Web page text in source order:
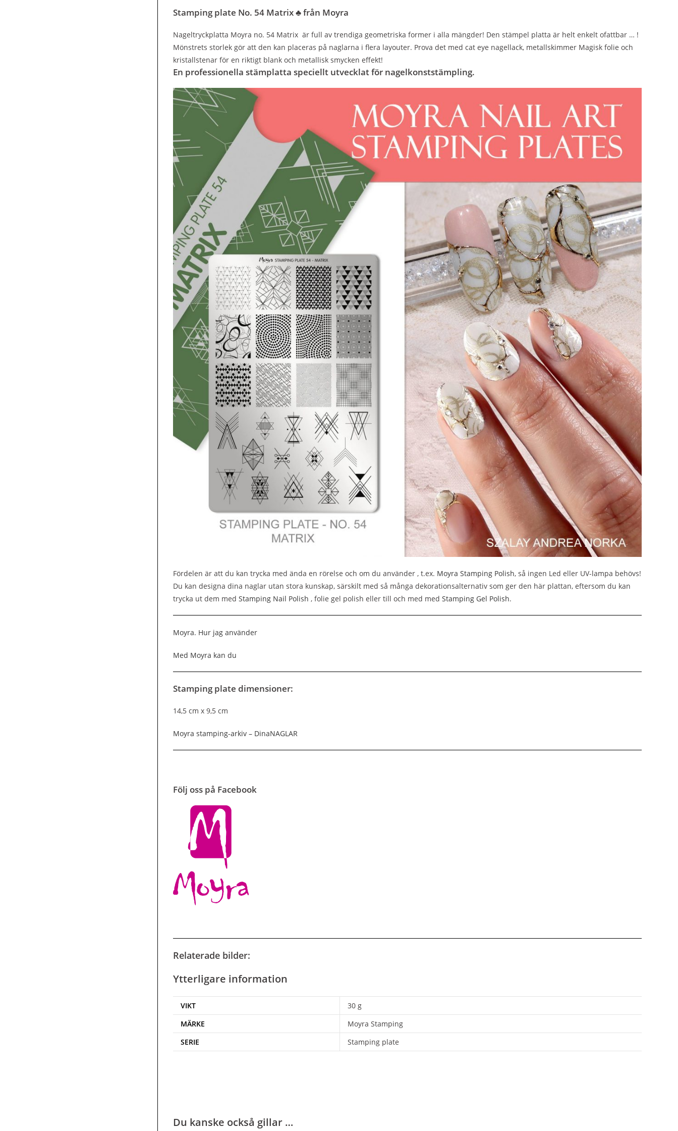
Stamping plate No. 54 Matrix ♣från Moyra
Nageltryckplatta Moyra no. 54 Matrix är full av trendiga geometriska former i alla mängder! Den stämpel platta är helt enkelt ofattbar … !
Mönstrets storlek gör att den kan placeras på naglarna i flera layouter. Prova det med cat eye nagellack, metallskimmer Magisk folie och
kristallstenar för en riktigt blank och metallisk smycken effekt!
En professionella stämplatta speciellt utvecklat för nagelkonststämpling.
Fördelen är att du kan trycka med ända en rörelse och om du använder , t.ex. Moyra Stamping Polish, så ingen Led eller UV-lampa behövs!
Du kan designa dina naglar utan stora kunskap, särskilt med så många dekorationsalternativ som ger den här plattan, eftersom du kan
trycka ut dem med Stamping Nail Polish , folie gel polish eller till och med med Stamping Gel Polish.
Moyra. Hur jag använder
Med Moyra kan du
Stamping plate dimensioner:
14,5 cm x 9,5 cm
Moyra stamping-arkiv – DinaNAGLAR
Följ oss på Facebook
Relaterade bilder:
Ytterligare information
VIKT
30 g
MÄRKE
Moyra Stamping
SERIE
Stamping plate
Du kanske också gillar …